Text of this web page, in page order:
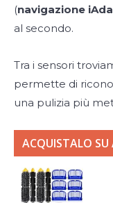
(navigazione
al secondo.
Tra i sensori
permette di
una pulizia più
ACQUISTALO